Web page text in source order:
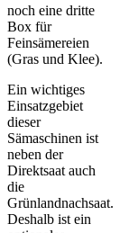
noch eine dritte
Box für
Feinsämereien
(Gras und Klee).
Ein wichtiges
Einsatzgebiet
dieser
Sämaschinen ist
neben der
Direktsaat auch
die
Grünlandnachsaat.
Deshalb ist ein